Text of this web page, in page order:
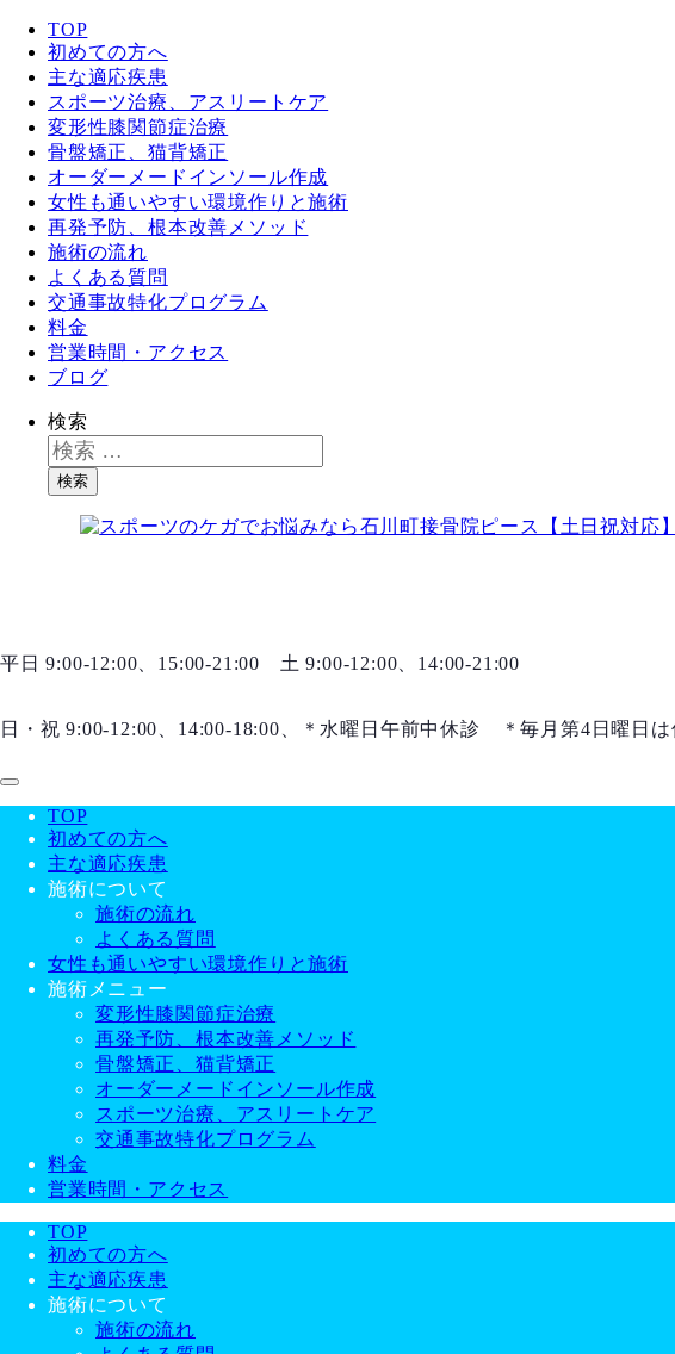
TOP
初めての方へ
主な適応疾患
スポーツ治療、アスリートケア
変形性膝関節症治療
骨盤矯正、猫背矯正
オーダーメードインソール作成
女性も通いやすい環境作りと施術
再発予防、根本改善メソッド
施術の流れ
よくある質問
交通事故特化プログラム
料金
営業時間・アクセス
ブログ
検索
検索
平日 9:00-12:00、15:00-21:00 土 9:00-12:00、14:00-21:00
日・祝 9:00-12:00、14:00-18:00、＊水曜日午前中休診 ＊毎月第4日曜日は
TOP
初めての方へ
主な適応疾患
施術について
施術の流れ
よくある質問
女性も通いやすい環境作りと施術
施術メニュー
変形性膝関節症治療
再発予防、根本改善メソッド
骨盤矯正、猫背矯正
オーダーメードインソール作成
スポーツ治療、アスリートケア
交通事故特化プログラム
料金
営業時間・アクセス
TOP
初めての方へ
主な適応疾患
施術について
施術の流れ